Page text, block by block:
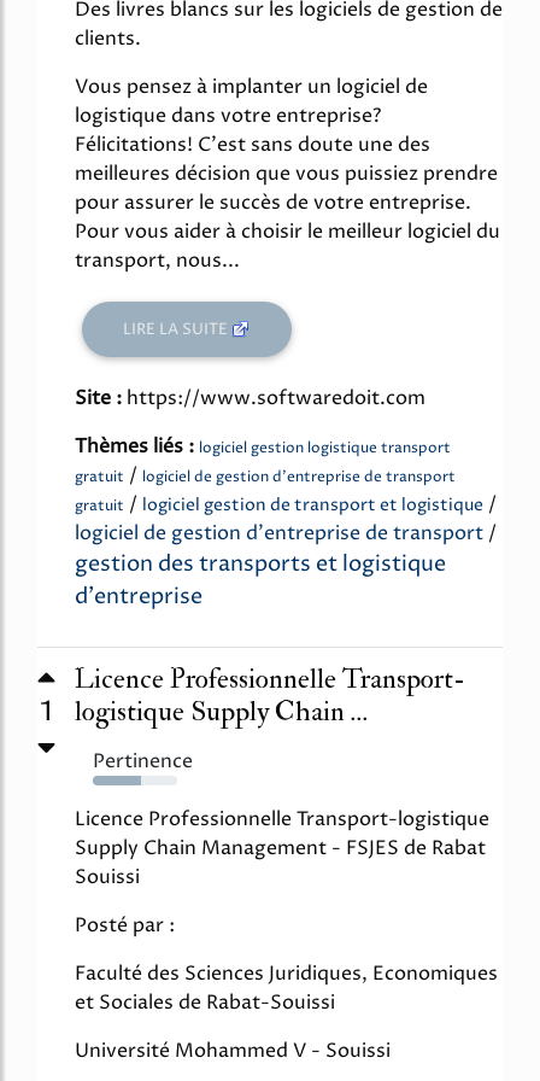
Des livres blancs sur les logiciels de gestion de
clients.
Vous pensez à implanter un logiciel de
logistique dans votre entreprise?
Félicitations! C'est sans doute une des
meilleures décision que vous puissiez prendre
pour assurer le succès de votre entreprise.
Pour vous aider à choisir le meilleur logiciel du
transport, nous...
LIRE LA SUITE
Site : https://www.softwaredoit.com
Thèmes liés : logiciel gestion logistique transport
gratuit / logiciel de gestion d'entreprise de transport
gratuit / logiciel gestion de transport et logistique /
logiciel de gestion d'entreprise de transport /
gestion des transports et logistique
d'entreprise
1
Licence Professionnelle Transport-
logistique Supply Chain ...
Pertinence
57%
Licence Professionnelle Transport-logistique
Supply Chain Management - FSJES de Rabat
Souissi
Posté par :
Faculté des Sciences Juridiques, Economiques
et Sociales de Rabat-Souissi
Université Mohammed V - Souissi